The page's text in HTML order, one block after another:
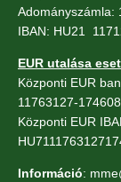
Adományszámla:
IBAN: HU21
EUR utalása
Központi EUR
11763127-
Központi EUR
Információ: